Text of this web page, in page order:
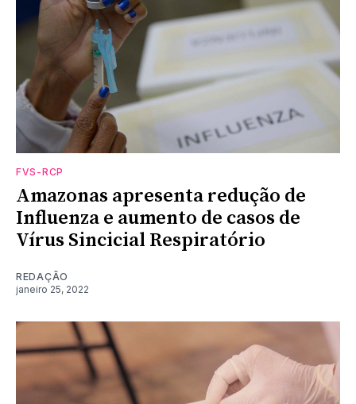
FVS-RCP
Amazonas apresenta redução de
Influenza e aumento de casos de
Vírus Sincicial Respiratório
REDAÇÃO
janeiro 25, 2022